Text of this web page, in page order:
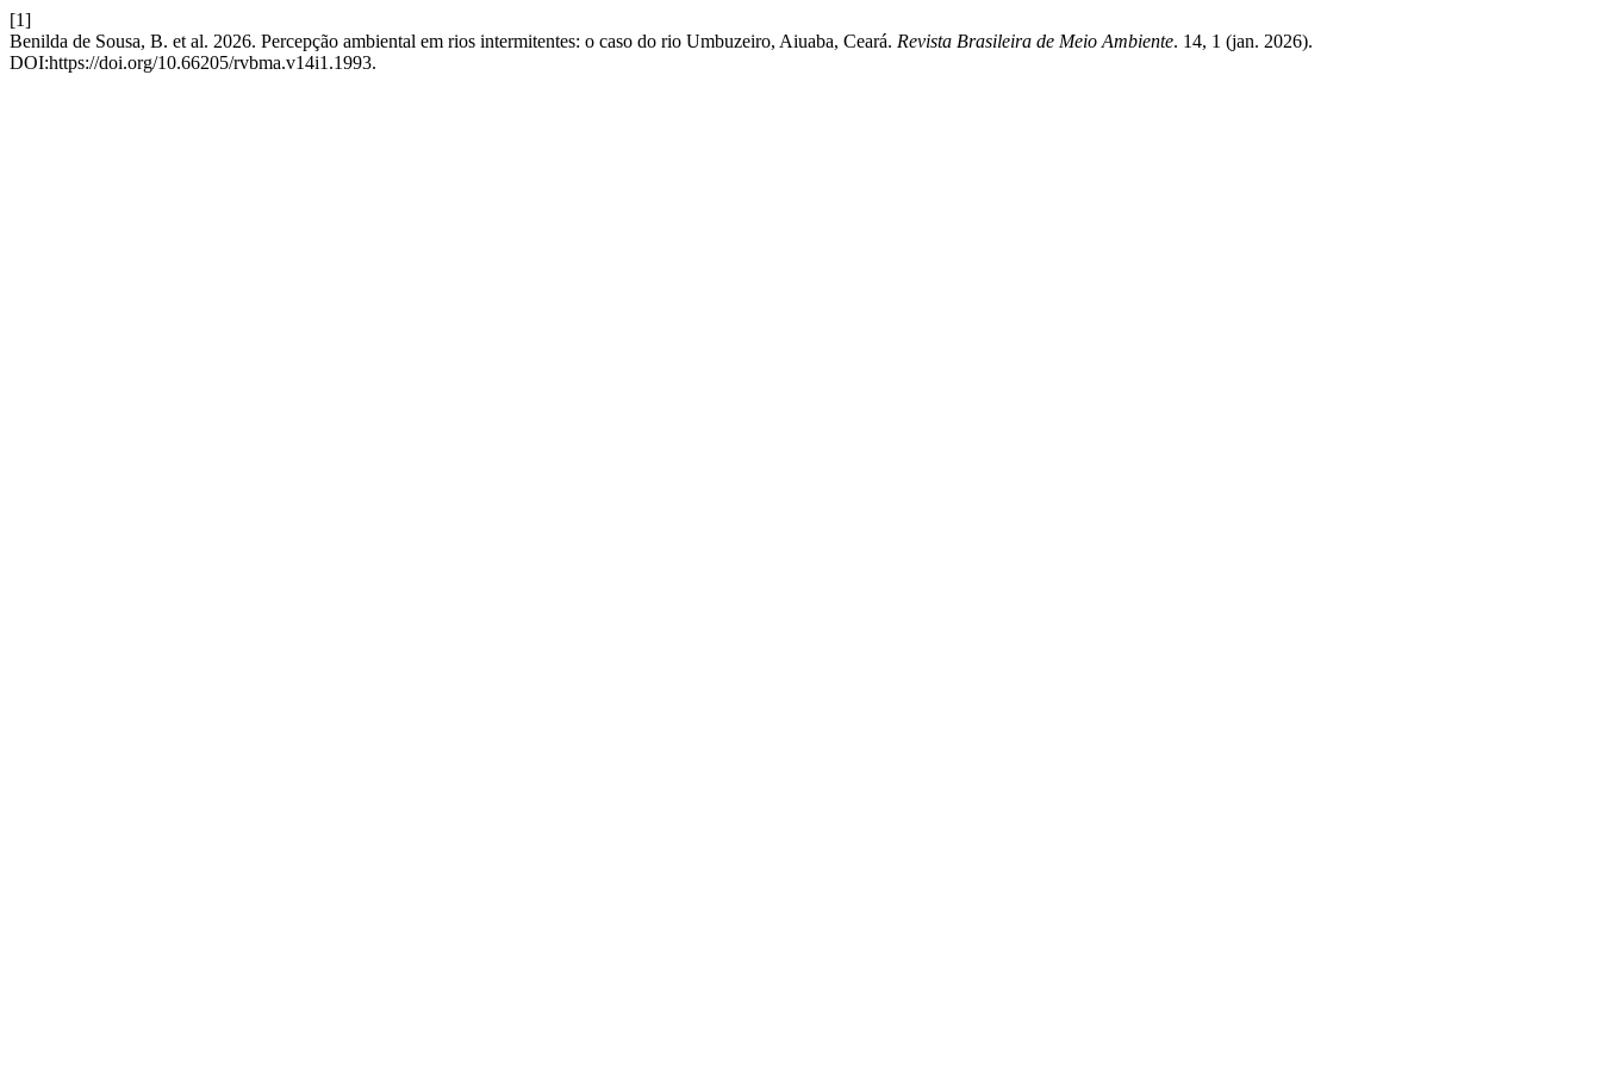
[1]
Benilda de Sousa, B. et al. 2026. Percepção ambiental em rios intermitentes: o caso do rio Umbuzeiro, Aiuaba, Ceará. Revista Brasileira de Meio Ambiente. 14, 1 (jan. 2026).
DOI:https://doi.org/10.66205/rvbma.v14i1.1993.